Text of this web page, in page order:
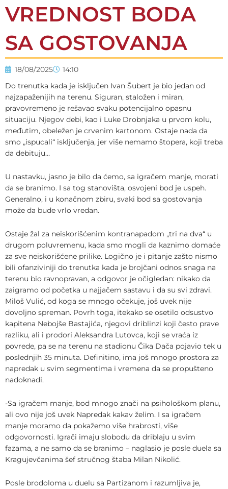
VREDNOST BODA
SA GOSTOVANJA
18/08/2025
14:10
Do trenutka kada je isključen Ivan Šubert je bio jedan od
najzapaženijih na terenu. Siguran, staložen i miran,
pravovremeno je rešavao svaku potencijalno opasnu
situaciju. Njegov debi, kao i Luke Drobnjaka u prvom kolu,
međutim, obeležen je crvenim kartonom. Ostaje nada da
smo „ispucali“ isključenja, jer više nemamo štopera, koji treba
da debituju…
U nastavku, jasno je bilo da ćemo, sa igračem manje, morati
da se branimo. I sa tog stanovišta, osvojeni bod je uspeh.
Generalno, i u konačnom zbiru, svaki bod sa gostovanja
može da bude vrlo vredan.
Ostaje žal za neiskorišćenim kontranapadom „tri na dva“ u
drugom poluvremenu, kada smo mogli da kaznimo domaće
za sve neiskorišćene prilike. Logično je i pitanje zašto nismo
bili ofanziviniji do trenutka kada je brojčani odnos snaga na
terenu bio ravnopravan, a odgovor je očigledan: nikako da
zaigramo od početka u najjačem sastavu i da su svi zdravi.
Miloš Vulić, od koga se mnogo očekuje, još uvek nije
dovoljno spreman. Povrh toga, itekako se osetilo odsustvo
kapitena Nebojše Bastajića, njegovi driblinzi koji često prave
razliku, ali i prodori Aleksandra Lutovca, koji se vraća iz
povrede, pa se na terenu na stadionu Čika Dača pojavio tek u
poslednjih 35 minuta. Definitino, ima još mnogo prostora za
napredak u svim segmentima i vremena da se propušteno
nadoknadi.
-Sa igračem manje, bod mnogo znači na psihološkom planu,
ali ovo nije još uvek Napredak kakav želim. I sa igračem
manje moramo da pokažemo više hrabrosti, više
odgovornosti. Igrači imaju slobodu da driblaju u svim
fazama, a ne samo da se branimo – naglasio je posle duela sa
Kragujevčanima šef stručnog štaba Milan Nikolić.
Posle brodoloma u duelu sa Partizanom i razumljiva je,